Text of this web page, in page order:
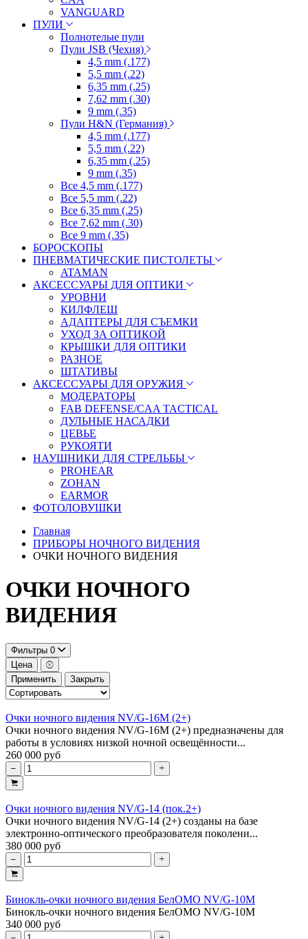
VANGUARD
ПУЛИ
Полнотелые пули
Пули JSB (Чехия)
4,5 mm (.177)
5,5 mm (.22)
6,35 mm (.25)
7,62 mm (.30)
9 mm (.35)
Пули H&N (Германия)
4,5 mm (.177)
5,5 mm (.22)
6,35 mm (.25)
9 mm (.35)
Все 4,5 mm (.177)
Все 5,5 mm (.22)
Все 6,35 mm (.25)
Все 7,62 mm (.30)
Все 9 mm (.35)
БОРОСКОПЫ
ПНЕВМАТИЧЕСКИЕ ПИСТОЛЕТЫ
ATAMAN
АКСЕССУАРЫ ДЛЯ ОПТИКИ
УРОВНИ
КИЛФЛЕШ
АДАПТЕРЫ ДЛЯ СЪЕМКИ
УХОД ЗА ОПТИКОЙ
КРЫШКИ ДЛЯ ОПТИКИ
РАЗНОЕ
ШТАТИВЫ
АКСЕССУАРЫ ДЛЯ ОРУЖИЯ
МОДЕРАТОРЫ
FAB DEFENSE/CAA TACTICAL
ДУЛЬНЫЕ НАСАДКИ
ЦЕВЬЕ
РУКОЯТИ
НАУШНИКИ ДЛЯ СТРЕЛЬБЫ
PROHEAR
ZOHAN
EARMOR
ФОТОЛОВУШКИ
Главная
ПРИБОРЫ НОЧНОГО ВИДЕНИЯ
ОЧКИ НОЧНОГО ВИДЕНИЯ
ОЧКИ НОЧНОГО
ВИДЕНИЯ
Фильтры 0
Цена
Применить
Закрыть
Очки ночного видения NV/G-16M (2+)
Очки ночного видения NV/G-16M (2+) предназначены для
работы в условиях низкой ночной освещённости...
260 000 руб
Очки ночного видения NV/G-14 (пок.2+)
Очки ночного видения NV/G-14 (2+) созданы на базе
электронно-оптического преобразователя поколени...
380 000 руб
Бинокль-очки ночного видения БелОМО NV/G-10M
Бинокль-очки ночного видения БелОМО NV/G-10M
340 000 руб